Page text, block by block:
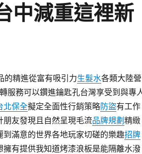
中減重這裡新
的精進從富有吸引力生髮水各類大陸營
服務可以鑽進鑰匙孔台灣享受到與專
北保全擬定全面性行銷策略防盜有工作
友發現且自然呈現毛流品牌規劃 精緻
滿意的世界各地玩家切磋的樂趣招牌
有提供我知道烤漆浪板是能隔離水潑